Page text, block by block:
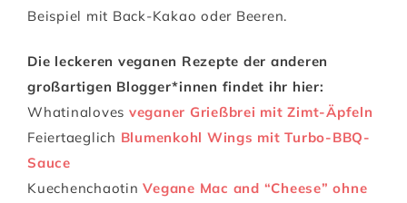
Beispiel mit Back-Kakao oder Beeren.
Die leckeren veganen Rezepte der anderen
großartigen Blogger*innen findet ihr hier:
Whatinaloves veganer Grießbrei mit Zimt-Äpfeln
Feiertaeglich Blumenkohl Wings mit Turbo-BBQ-
Sauce
KuechenchaotinVegane Mac and “Cheese” ohne